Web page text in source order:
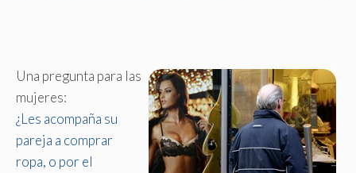
Una pregunta para las
mujeres:
¿Les acompaña su
pareja a comprar
ropa, o por el